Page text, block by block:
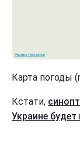
Карта погоды
Кстати,
Украине